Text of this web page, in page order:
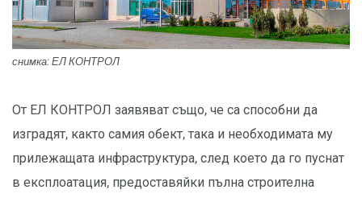
снимка: ЕЛ КОНТРОЛ
От ЕЛ КОНТРОЛ заявяват също, че са способни да
изградят, както самия обект, така и необходимата му
прилежащата инфраструктура, след което да го пуснат
в експлоатация, предоставяйки пълна строителна